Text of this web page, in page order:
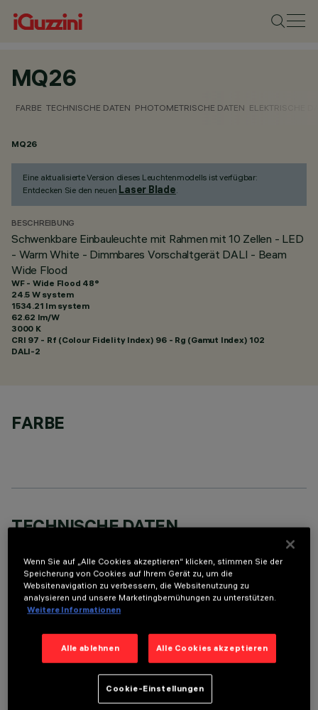
MQ26
FARBE TECHNISCHE DATEN PHOTOMETRISCHE DATEN ELEKTRISCHE
MQ26
Eine aktualisierte Version dieses Leuchtenmodells ist verfügbar:
Entdecken Sie den neuen Laser Blade.
BESCHREIBUNG
Schwenkbare Einbauleuchte mit Rahmen mit 10 Zellen - LED
- Warm White - Dimmbares Vorschaltgerät DALI - Beam
Wide Flood
WF - Wide Flood 48°
24.5 W system
1534.21 lm system
62.62 lm/W
3000 K
CRI 97 - Rf (Colour Fidelity Index) 96 - Rg (Gamut Index) 102
DALI-2
FARBE
TECHNISCHE DATEN
BESCHREIBUNG
Rechteckige Einbauleuchte mit LED. Strukturgehäuse aus
Möglichkeit vor, die Lichtemission mit einer Schwenkung von
+/- 30° auszurichten. Hochauflösungsoptiken aus
metallisiertem Thermoplast, in zurückgesetzter Position in
den schwarzen Blendschutz integriert; das optische System
Wenn Sie auf „Alle Cookies akzeptieren“ klicken, stimmen Sie der
Speicherung von Cookies auf Ihrem Gerät zu, um die
Websitenavigation zu verbessern, die Websitenutzung zu
analysieren und unsere Marketingbemühungen zu unterstützen.
Weitere Informationen
Alle ablehnen Alle Cookies akzeptieren
Cookie-Einstellungen